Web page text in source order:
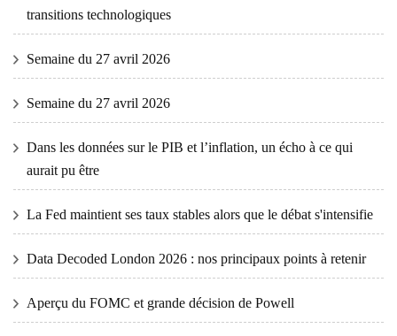
transitions technologiques
Semaine du 27 avril 2026
Semaine du 27 avril 2026
Dans les données sur le PIB et l’inflation, un écho à ce qui
aurait pu être
La Fed maintient ses taux stables alors que le débat s'intensifie
Data Decoded London 2026 : nos principaux points à retenir
Aperçu du FOMC et grande décision de Powell